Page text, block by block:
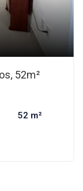
52m²
52 m²